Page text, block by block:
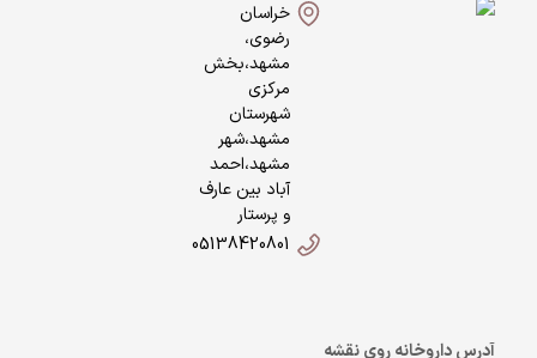
خراسان
رضوی،
مشهد،بخش
مرکزی
شهرستان
مشهد،شهر
مشهد،احمد
آباد بین عارف
و پرستار
05138420801
آدرس داروخانه روی نقشه